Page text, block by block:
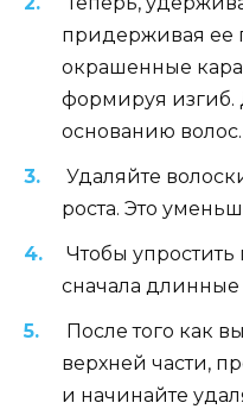
придерживая ее
окрашенные
формируя
основанию волос.
Удаляйте
роста. Это
Чтобы
сначала
После того как
верхней части,
и начинайте